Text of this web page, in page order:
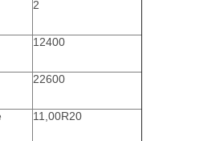
2
12400
22600
11,00R20